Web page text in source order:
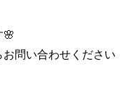
🌸
問い合わせください